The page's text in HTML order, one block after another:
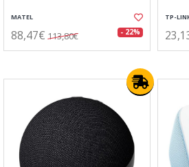
MATEL
88,47€ 113,80€ - 22%
TP-